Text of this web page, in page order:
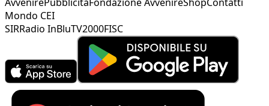
Mondo CEI
SIRRadio InBluTV2000FISC